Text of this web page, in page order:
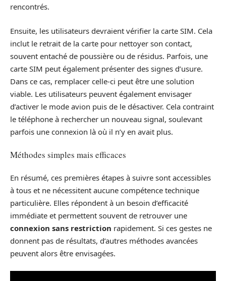
rencontrés.
Ensuite, les utilisateurs devraient vérifier la carte SIM. Cela
inclut le retrait de la carte pour nettoyer son contact,
souvent entaché de poussière ou de résidus. Parfois, une
carte SIM peut également présenter des signes d’usure.
Dans ce cas, remplacer celle-ci peut être une solution
viable. Les utilisateurs peuvent également envisager
d’activer le mode avion puis de le désactiver. Cela contraint
le téléphone à rechercher un nouveau signal, soulevant
parfois une connexion là où il n’y en avait plus.
Méthodes simples mais efficaces
En résumé, ces premières étapes à suivre sont accessibles
à tous et ne nécessitent aucune compétence technique
particulière. Elles répondent à un besoin d’efficacité
immédiate et permettent souvent de retrouver une
connexion sans restriction rapidement. Si ces gestes ne
donnent pas de résultats, d’autres méthodes avancées
peuvent alors être envisagées.